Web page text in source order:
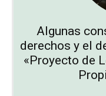
Algunas
derechos y el
«Proyecto de